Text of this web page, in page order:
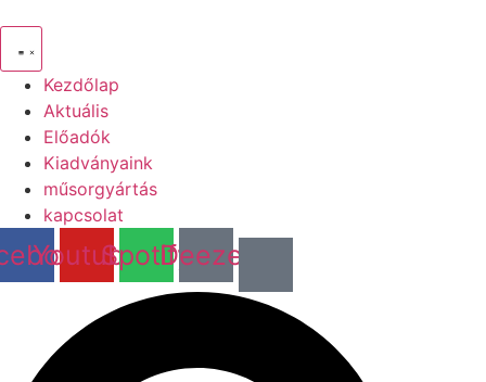
Kezdőlap
Aktuális
Előadók
Kiadványaink
műsorgyártás
kapcsolat
YoutubeSpotifyDeezer